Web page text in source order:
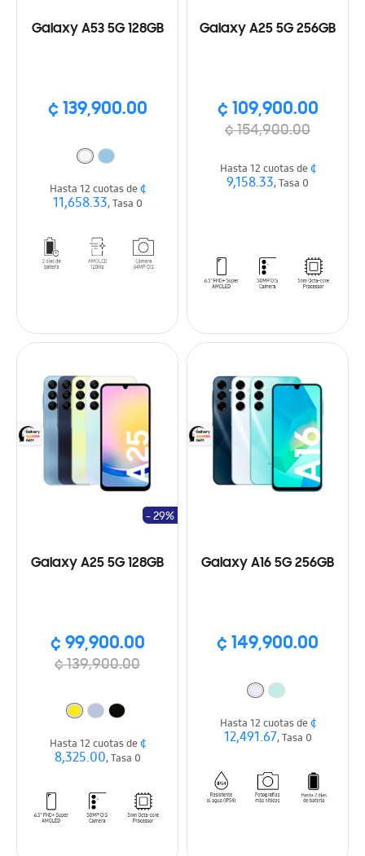
Galaxy A53 5G 128GB
¢ 139,900.00
Hasta 12 cuotas de¢
11,658.33, Tasa 0
Galaxy A25 5G 256GB
¢ 109,900.00
¢ 154,900.00
Hasta 12 cuotas de¢
9,158.33, Tasa 0
Galaxy A25 5G 128GB
¢ 99,900.00
¢ 139,900.00
- 29%
Hasta 12 cuotas de¢
8,325.00, Tasa 0
Galaxy A16 5G 256GB
¢ 149,900.00
Hasta 12 cuotas de¢
12,491.67, Tasa 0